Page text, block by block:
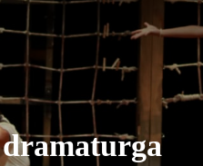
dramaturga